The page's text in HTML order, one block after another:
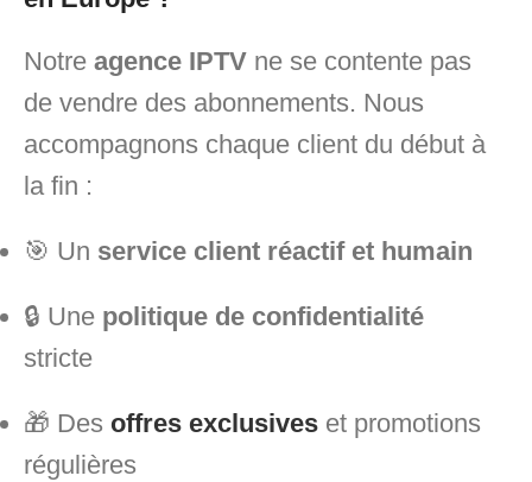
Notre agence IPTV ne se contente pas
de vendre des abonnements. Nous
accompagnons chaque client du début à
la fin :
🎯 Un service client réactif et humain
🔒 Une politique de confidentialité
stricte
🎁 Des offres exclusives et promotions
régulières